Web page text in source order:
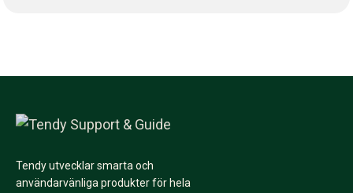
Tendy utvecklar smarta och
användarvänliga produkter för hela